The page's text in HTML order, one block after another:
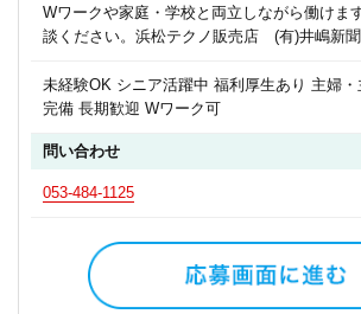
Wワークや家庭・学校と両立しながら働けま
談ください。浜松テクノ販売店 (有)井嶋新
未経験OK シニア活躍中 福利厚生あり 主婦
完備 長期歓迎 Wワーク可
問い合わせ
053-484-1125